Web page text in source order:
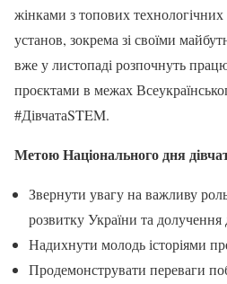
жінками з топових
установ, зокрема зі своїми
вже у листопаді розпочнуть
проєктами в межах
#ДівчатаSTEM.
Метою Національного дня
Звернути увагу на важливу
розвитку України та долучення
Надихнути молодь історіями
Продемонструвати переваги